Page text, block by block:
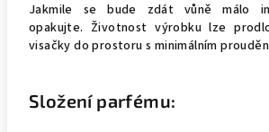
Jakmile se bude zdát vůně málo
opakujte. Životnost výrobku lze
visačky do prostoru s minimálním
Složení parfému: